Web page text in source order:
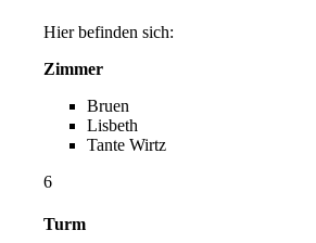
Hier befinden sich:
Zimmer
Bruen
Lisbeth
Tante Wirtz
6
Turm